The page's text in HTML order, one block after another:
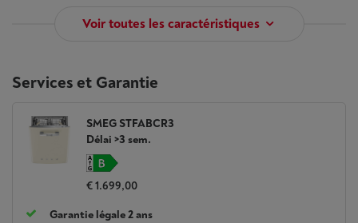
Voir toutes les caractéristiques
Services et Garantie
SMEG STFABCR3
Délai >3 sem.
€ 1.699,00
Garantie légale 2 ans